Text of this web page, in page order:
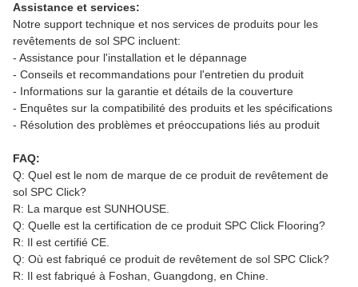
Assistance et services:
Notre support technique et nos services de produits pour les
revêtements de sol SPC incluent:
- Assistance pour l'installation et le dépannage
- Conseils et recommandations pour l'entretien du produit
- Informations sur la garantie et détails de la couverture
- Enquêtes sur la compatibilité des produits et les spécifications
- Résolution des problèmes et préoccupations liés au produit
FAQ:
Q: Quel est le nom de marque de ce produit de revêtement de
sol SPC Click?
R: La marque est SUNHOUSE.
Q: Quelle est la certification de ce produit SPC Click Flooring?
R: Il est certifié CE.
Q: Où est fabriqué ce produit de revêtement de sol SPC Click?
R: Il est fabriqué à Foshan, Guangdong, en Chine.